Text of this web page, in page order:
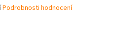
Podrobnosti hodnocení